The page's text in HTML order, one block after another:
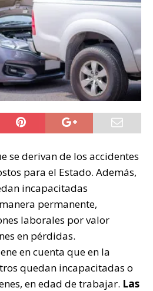
se derivan de los accidentes
para el Estado. Además,
incapacitadas
permanente,
laborales por valor
en pérdidas.
en cuenta que en la
quedan incapacitadas o
en edad de trabajar. Las